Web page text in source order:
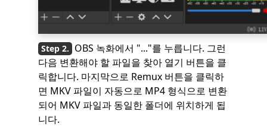
OBS 녹화에서 "..."를 누릅니다. 그런
다음 변환해야 할 파일을 찾아 열기 버튼을 클
릭합니다. 마지막으로 Remux 버튼을 클릭하
면 MKV 파일이 자동으로 MP4 형식으로 변환
되어 MKV 파일과 동일한 폴더에 위치하게 됩
니다.